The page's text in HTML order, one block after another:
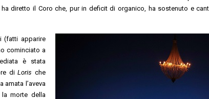
ha diretto il Coro che, pur in deficit di organico, ha sostenuto e
(fatti apparire
cominciato a
è stata
diLoris che
amata l’aveva
morte della